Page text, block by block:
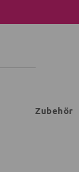
Zubehör